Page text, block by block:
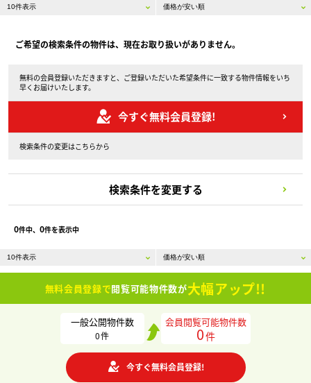
ご希望の検索条件の物件は、現在お取り扱いがありません。
無料の会員登録いただきますと、ご登録いただいた希望条件に一致する物件情報をいち
早くお届けいたします。
今すぐ無料会員登録!
検索条件の変更はこちらから
検索条件を変更する
0件中、 0件を表示中
無料会員登録で閲覧可能物件数が大幅アップ!!
一般公開物件数
0件
会員閲覧可能物件数
0件
今すぐ無料会員登録!